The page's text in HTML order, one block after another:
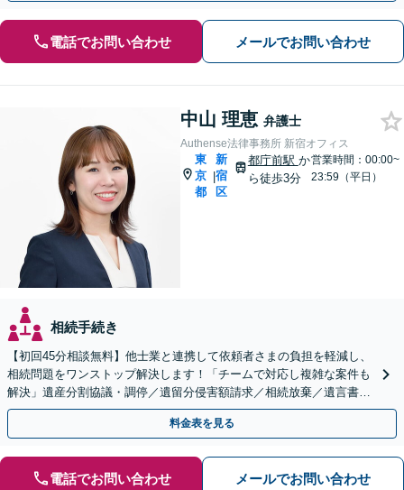
電話でお問い合わせ メールでお問い合わせ
中山 理恵 弁護士
Authense法律事務所 新宿オフィス
東
京
都
|
新
宿
区
都庁前駅 か
ら徒歩3分
営業時間：00:00~
23:59（平日）
相続手続き
【初回45分相談無料】他士業と連携して依頼者さまの負担を軽減し、
相続問題をワンストップ解決します！「チームで対応し複雑な案件も
解決」遺産分割協議・調停／遺留分侵害額請求／相続放棄／遺言書作
成
料金表を見る
電話でお問い合わせ メールでお問い合わせ